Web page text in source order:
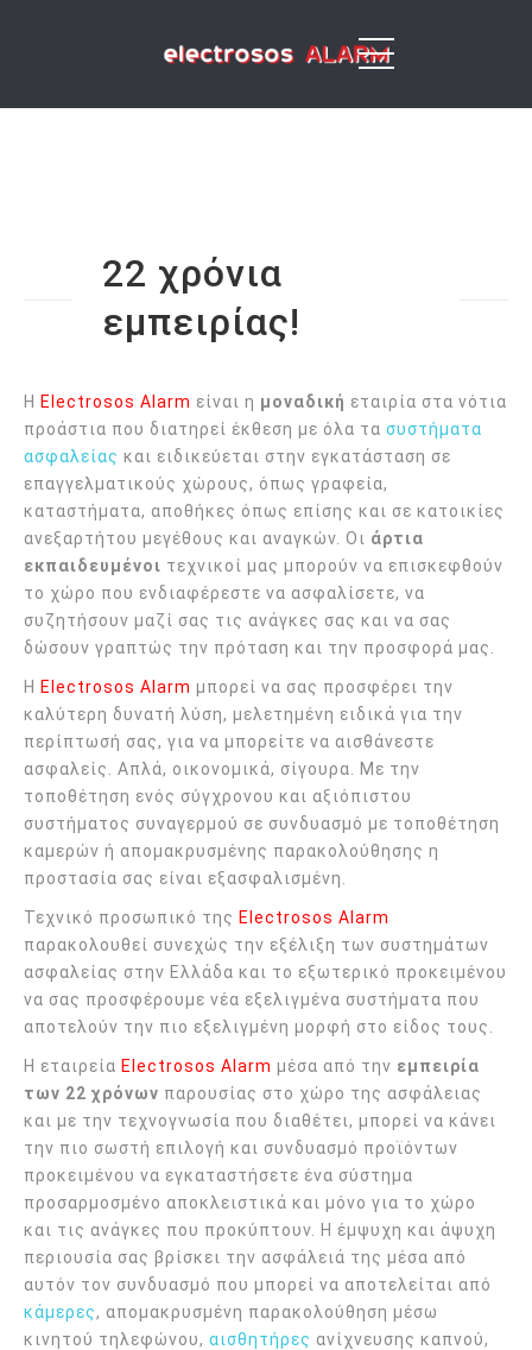
22 χρόνια
εμπειρίας!
Η Electrosos Alarm είναι η μοναδική εταιρία στα νότια
προάστια που διατηρεί έκθεση με όλα τα συστήματα
ασφαλείας και ειδικεύεται στην εγκατάσταση σε
επαγγελματικούς χώρους, όπως γραφεία,
καταστήματα, αποθήκες όπως επίσης και σε κατοικίες
ανεξαρτήτου μεγέθους και αναγκών. Οι άρτια
εκπαιδευμένοι τεχνικοί μας μπορούν να επισκεφθούν
το χώρο που ενδιαφέρεστε να ασφαλίσετε, να
συζητήσουν μαζί σας τις ανάγκες σας και να σας
δώσουν γραπτώς την πρόταση και την προσφορά μας.
Η Electrosos Alarm μπορεί να σας προσφέρει την
καλύτερη δυνατή λύση, μελετημένη ειδικά για την
περίπτωσή σας, για να μπορείτε να αισθάνεστε
ασφαλείς. Απλά, οικονομικά, σίγουρα. Με την
τοποθέτηση ενός σύγχρονου και αξιόπιστου
συστήματος συναγερμού σε συνδυασμό με τοποθέτηση
καμερών ή απομακρυσμένης παρακολούθησης η
προστασία σας είναι εξασφαλισμένη.
Τεχνικό προσωπικό της Electrosos Alarm
παρακολουθεί συνεχώς την εξέλιξη των συστημάτων
ασφαλείας στην Ελλάδα και το εξωτερικό προκειμένου
να σας προσφέρουμε νέα εξελιγμένα συστήματα που
αποτελούν την πιο εξελιγμένη μορφή στο είδος τους.
Η εταιρεία Electrosos Alarm μέσα από την εμπειρία
των 22 χρόνων παρουσίας στο χώρο της ασφάλειας
και με την τεχνογνωσία που διαθέτει, μπορεί να κάνει
την πιο σωστή επιλογή και συνδυασμό προϊόντων
προκειμένου να εγκαταστήσετε ένα σύστημα
προσαρμοσμένο αποκλειστικά και μόνο για το χώρο
και τις ανάγκες που προκύπτουν. Η έμψυχη και άψυχη
περιουσία σας βρίσκει την ασφάλειά της μέσα από
αυτόν τον συνδυασμό που μπορεί να αποτελείται από
κάμερες, απομακρυσμένη παρακολούθηση μέσω
κινητού τηλεφώνου, αισθητήρες ανίχνευσης καπνού,